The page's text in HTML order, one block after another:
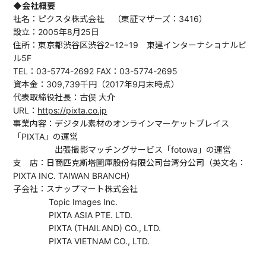
◆会社概要
社名：ピクスタ株式会社 （東証マザーズ：3416）
設立：2005年8月25日
住所：東京都渋谷区渋谷2−12−19 東建インターナショナルビ
ル5F
TEL：03-5774-2692 FAX：03-5774-2695
資本金：309,739千円（2017年9月末時点）
代表取締役社長：古俣 大介
URL： https://pixta.co.jp
事業内容：デジタル素材のオンラインマーケットプレイス
「PIXTA」の運営
出張撮影マッチングサービス「fotowa」の運営
支 店：日商匹克斯塔圖庫股份有限公司台湾分公司（英文名：
PIXTA INC. TAIWAN BRANCH）
子会社：スナップマート株式会社
Topic Images Inc.
PIXTA ASIA PTE. LTD.
PIXTA (THAILAND) CO., LTD.
PIXTA VIETNAM CO., LTD.